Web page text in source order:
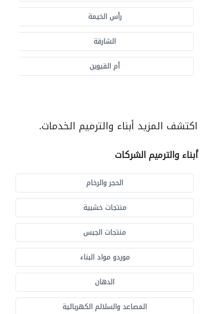
رأس الخيمة
الشارقة
أم القيوين
اكتشف المزيد أبناء والترميم الخدمات.
أبناء والترميم الشركات
الحجر والرخام
منتجات خشبية
منتجات الجبس
موردو مواد البناء
الدهان
المصاعد والسلالم الكهربائية